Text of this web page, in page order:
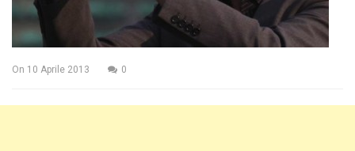
On 10 Aprile 2013 0